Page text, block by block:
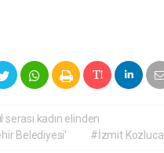
serası kadın elinden
Belediyesi’
#İzmit Kozluca